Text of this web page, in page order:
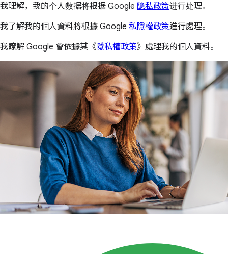
我理解，我的个人数据将根据 Google 隐私政策进行处理。
我了解我的個人資料將根據 Google 私隱權政策進行處理。
我瞭解 Google 會依據其《隱私權政策》處理我的個人資料。